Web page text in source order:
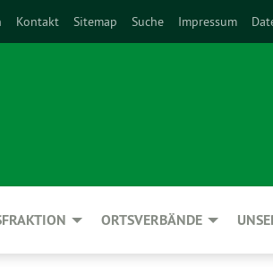
Kontakt Sitemap Suche Impressum
ORTSVERBÄNDE